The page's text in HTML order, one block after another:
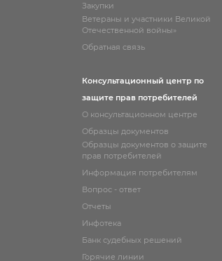
Закупки
Ветераны и участники Великой
Отечественной войны»
Обратная связь
Консультационный центр по
защите прав потребителей
О консультационном центре
Образцы документов
Образцы документов о защите
прав потребителей
Информация потребителям
Вопрос - ответ
Отчеты
Инфотека
Банк судебных решений
Горячие линии